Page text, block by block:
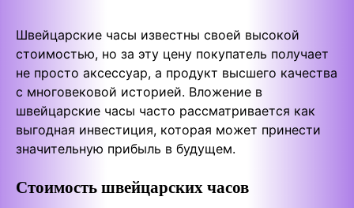
Швейцарские часы известны своей высокой
стоимостью, но за эту цену покупатель получает
не просто аксессуар, а продукт высшего качества
с многовековой историей. Вложение в
швейцарские часы часто рассматривается как
выгодная инвестиция, которая может принести
значительную прибыль в будущем.
Стоимость швейцарских часов